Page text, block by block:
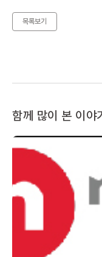
목록보기
함께 많이 본 이야기